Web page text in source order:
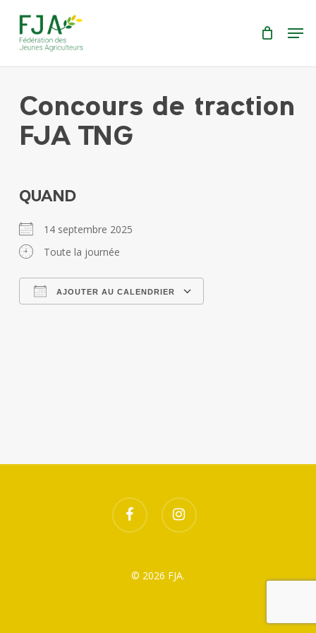
main
content
Concours de traction
FJA TNG
QUAND
14 septembre 2025
Toute la journée
AJOUTER AU CALENDRIER
facebook instagram
© 2026 FJA.